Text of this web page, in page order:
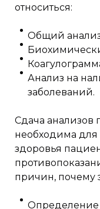
относиться:
Общий
Анализ на
заболеваний.
Сдача анализов
необходима для
здоровья
причин, почему
Определение